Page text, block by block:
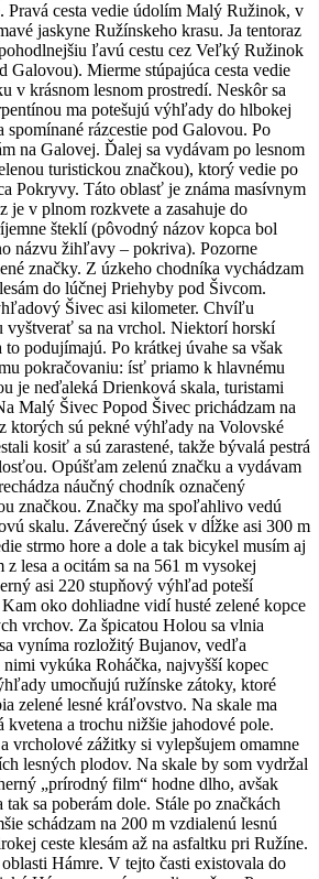
Pravá cesta vedie údolím Malý Ružinok, v
jaskyne Ružínskeho krasu. Ja tentoraz
ľavú cestu cez Veľký Ružinok
Galovou). Mierme stúpajúca cesta vedie
v krásnom lesnom prostredí. Neskôr sa
ma potešujú výhľady do hlbokej
spomínané rázcestie pod Galovou. Po
na Galovej. Ďalej sa vydávam po lesnom
turistickou značkou), ktorý vedie po
Pokryvy. Táto oblasť je známa masívnym
je v plnom rozkvete a zasahuje do
šteklí (pôvodný názov kopca bol
názvu žihľavy – pokriva). Pozorne
značky. Z úzkeho chodníka vychádzam
do lúčnej Priehyby pod Šivcom.
Šivec asi kilometer. Chvíľu
vyštverať sa na vrchol. Niektorí horskí
to podujímajú. Po krátkej úvahe sa však
pokračovaniu: ísť priamo k hlavnému
je neďaleká Drienková skala, turistami
Malý Šivec Popod Šivec prichádzam na
ktorých sú pekné výhľady na Volovské
kosiť a sú zarastené, takže bývalá pestrá
Opúšťam zelenú značku a vydávam
náučný chodník označený
značkou. Značky ma spoľahlivo vedú
skalu. Záverečný úsek v dĺžke asi 300 m
strmo hore a dole a tak bicykel musím aj
lesa a ocitám sa na 561 m vysokej
asi 220 stupňový výhľad poteší
oko dohliadne vidí husté zelené kopce
vrchov. Za špicatou Holou sa vlnia
vyníma rozložitý Bujanov, vedľa
vykúka Roháčka, najvyšší kopec
umocňujú ružínske zátoky, ktoré
zelené lesné kráľovstvo. Na skale ma
kvetena a trochu nižšie jahodové pole.
vrcholové zážitky si vylepšujem omamne
lesných plodov. Na skale by som vydržal
„prírodný film“ hodne dlho, avšak
tak sa poberám dole. Stále po značkách
schádzam na 200 m vzdialenú lesnú
ceste klesám až na asfaltku pri Ružíne.
Hámre. V tejto časti existovala do